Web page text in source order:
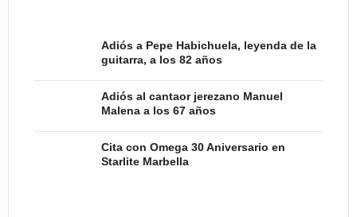
Adiós a Pepe Habichuela, leyenda de la
guitarra, a los 82 años
Adiós al cantaor jerezano Manuel
Malena a los 67 años
Cita con Omega 30 Aniversario en
Starlite Marbella